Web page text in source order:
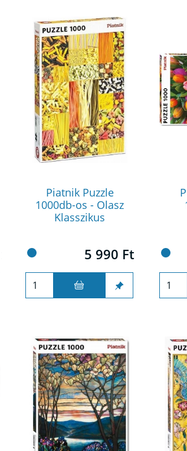
Piatnik Puzzle
1000db-os - Olasz
Klasszikus
5 990 Ft